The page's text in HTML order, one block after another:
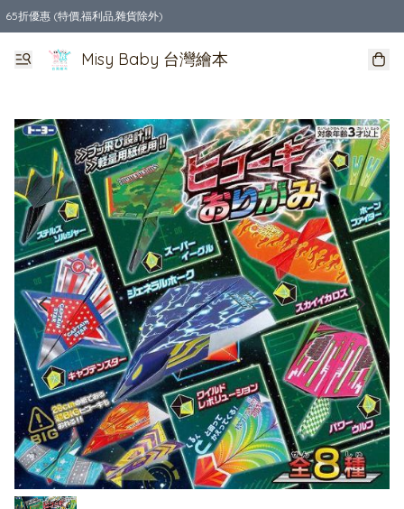
65折優惠 (特價,福利品,雜貨除外)
全店購物滿$550，免運費
Misy Baby 台灣繪本